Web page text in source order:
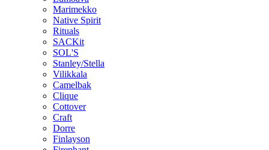
Marimekko
Native Spirit
Rituals
SACKit
SOL'S
Stanley/Stella
Vilikkala
Camelbak
Clique
Cottover
Craft
Dorre
Finlayson